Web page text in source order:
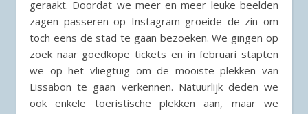
geraakt. Doordat we meer en meer leuke beelden
zagen passeren op Instagram groeide de zin om
toch eens de stad te gaan bezoeken. We gingen op
zoek naar goedkope tickets en in februari stapten
we op het vliegtuig om de mooiste plekken van
Lissabon te gaan verkennen. Natuurlijk deden we
ook enkele toeristische plekken aan, maar we